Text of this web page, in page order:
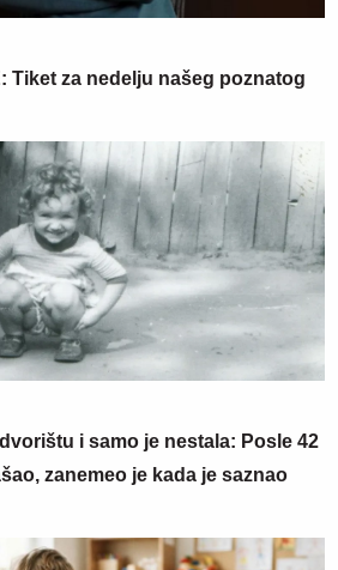
Tiket za nedelju našeg poznatog
i samo je nestala: Posle 42
zanemeo je kada je saznao